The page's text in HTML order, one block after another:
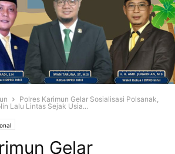
Polres Karimun Gelar Sosialisasi Polsanak,
Lalu Lintas Sejak Usia...
Gelar